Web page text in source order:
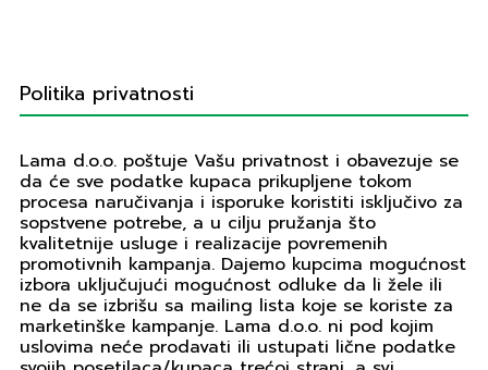
Politika privatnosti
Lama d.o.o. poštuje Vašu privatnost i obavezuje se
da će sve podatke kupaca prikupljene tokom
procesa naručivanja i isporuke koristiti isključivo za
sopstvene potrebe, a u cilju pružanja što
kvalitetnije usluge i realizacije povremenih
promotivnih kampanja. Dajemo kupcima mogućnost
izbora uključujući mogućnost odluke da li žele ili
ne da se izbrišu sa mailing lista koje se koriste za
marketinške kampanje. Lama d.o.o. ni pod kojim
uslovima neće prodavati ili ustupati lične podatke